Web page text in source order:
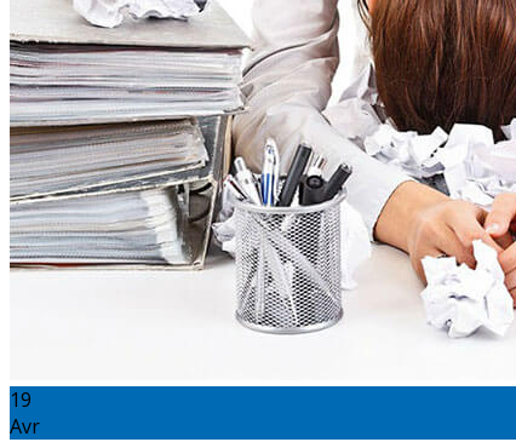
Présentation
Domaines d’application
Séances
Individuelles
Groupes
Entreprises & Associations
Tarifs
19
Avr